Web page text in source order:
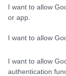
I want to allow
or app.
I want to allow
I want to allow
authentication